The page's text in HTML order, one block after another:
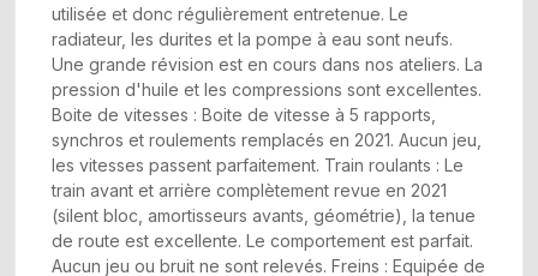
utilisée et donc régulièrement entretenue. Le
radiateur, les durites et la pompe à eau sont neufs.
Une grande révision est en cours dans nos ateliers. La
pression d'huile et les compressions sont excellentes.
Boite de vitesses : Boite de vitesse à 5 rapports,
synchros et roulements remplacés en 2021. Aucun jeu,
les vitesses passent parfaitement. Train roulants : Le
train avant et arrière complètement revue en 2021
(silent bloc, amortisseurs avants, géométrie), la tenue
de route est excellente. Le comportement est parfait.
Aucun jeu ou bruit ne sont relevés. Freins : Equipée de